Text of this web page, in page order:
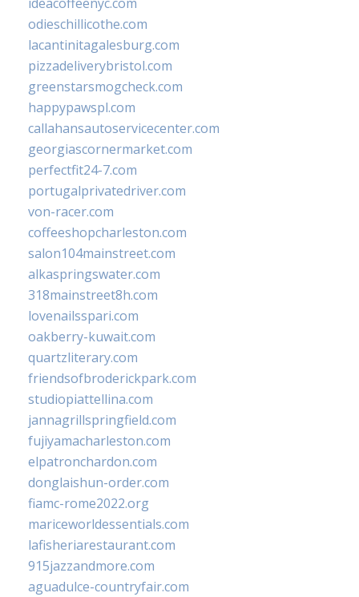
odieschillicothe.com
lacantinitagalesburg.com
pizzadeliverybristol.com
greenstarsmogcheck.com
happypawspl.com
callahansautoservicecenter.com
georgiascornermarket.com
perfectfit24-7.com
portugalprivatedriver.com
von-racer.com
coffeeshopcharleston.com
salon104mainstreet.com
alkaspringswater.com
318mainstreet8h.com
lovenailsspari.com
oakberry-kuwait.com
quartzliterary.com
friendsofbroderickpark.com
studiopiattellina.com
jannagrillspringfield.com
fujiyamacharleston.com
elpatronchardon.com
donglaishun-order.com
fiamc-rome2022.org
mariceworldessentials.com
lafisheriarestaurant.com
915jazzandmore.com
aguadulce-countryfair.com